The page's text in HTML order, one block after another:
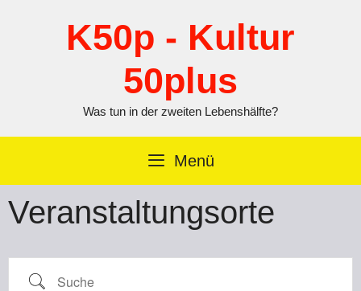
K50p - Kultur
50plus
Was tun in der zweiten Lebenshälfte?
Menü
Veranstaltungsorte
Suche